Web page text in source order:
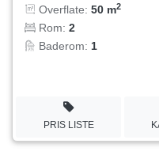
Overflate: 50 m2
Rom: 2
Baderom: 1
PRIS LISTE